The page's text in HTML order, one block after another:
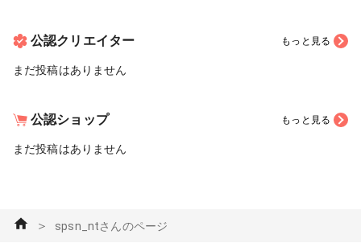
公認クリエイター もっと見る
まだ投稿はありません
公認ショップ もっと見る
まだ投稿はありません
＞ spsn_ntさんのページ